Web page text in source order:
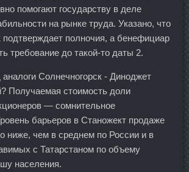
помогают государству в деле
на рынке труда. Указано, что
полночия, а бенефициар
требование до такой-то даты 2.
Солнечногорск - Диноджет
Получаемая стоимость доли
— сомнительное
барьеров в Станожект продаже
ниже, чем в среднем по России и в
с Татарстаном по объему
населения.